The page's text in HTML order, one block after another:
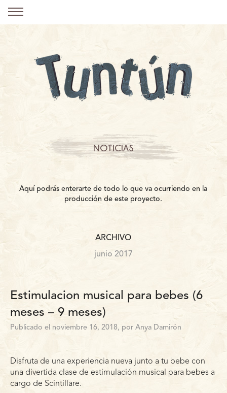
NOTICIAS
Aquí podrás enterarte de todo lo que va ocurriendo en la
producción de este proyecto.
ARCHIVO
junio 2017
Estimulacion musical para bebes (6
meses – 9 meses)
Publicado el noviembre 16, 2018, por Anya Damirón
Disfruta de una experiencia nueva junto a tu bebe con
una divertida clase de estimulación musical para bebes a
cargo de Scintillare.